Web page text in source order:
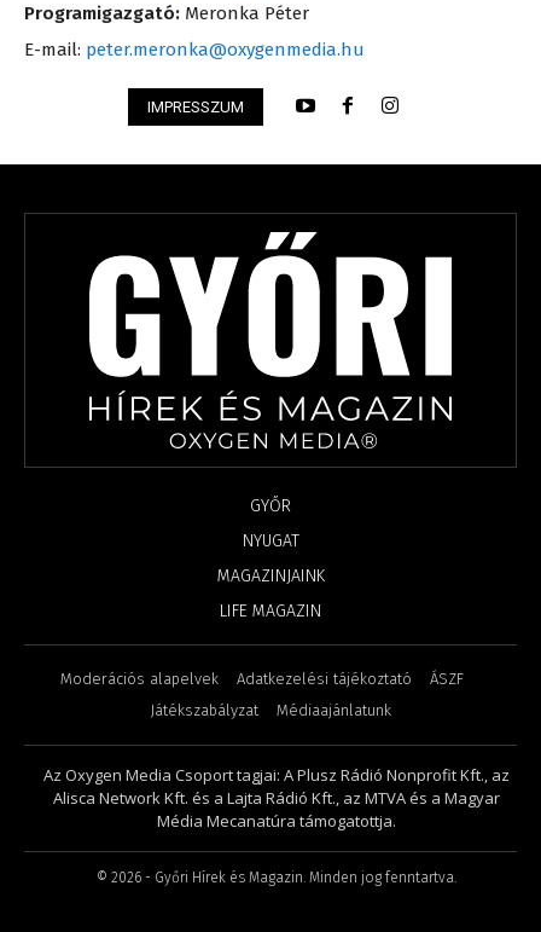
Programigazgató: Meronka Péter
E-mail: peter.meronka@oxygenmedia.hu
IMPRESSZUM
GYŐR
NYUGAT
MAGAZINJAINK
LIFE MAGAZIN
Moderációs alapelvek Adatkezelési tájékoztató
ÁSZF
Játékszabályzat
Médiaajánlatunk
Az Oxygen Media Csoport tagjai: A Plusz Rádió Nonprofit Kft., az
Alisca Network Kft. és a Lajta Rádió Kft., az MTVA és a Magyar
Média Mecanatúra támogatottja.
© 2026 - Győri Hírek és Magazin. Minden jog fenntartva.